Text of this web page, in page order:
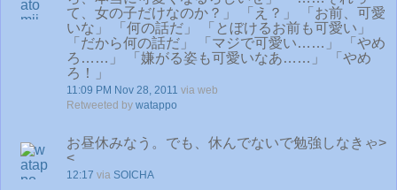
て、女の子だけなのか？」 「え？」 「お前、可愛
いな」 「何の話だ」 「とぼけるお前も可愛い」
「だから何の話だ」 「マジで可愛い……」 「やめ
ろ……」 「嫌がる姿も可愛いなあ……」 「やめ
ろ！」
11:09 PM Nov 28, 2011 via web
Retweeted by watappo
お昼休みなう。でも、休んでないで勉強しなきゃ>
<
12:17 via SOICHA